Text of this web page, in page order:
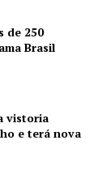
de 250
Brasil
vistoria
e terá nova